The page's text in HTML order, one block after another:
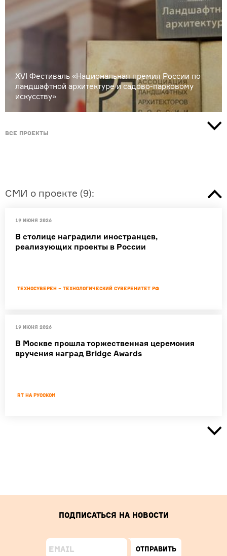
XVI Фестиваль «Национальная премия России по
ландшафтной архитектуре ⁠и садово-парковому
искусству»
Все проекты
СМИ о проекте (9):
19 июня 2026
В столице наградили иностранцев,
реализующих проекты в России
Техносуверен - технологический суверенитет РФ
19 июня 2026
В Москве прошла торжественная церемония
вручения наград Bridge Awards
RT на русском
Подписаться на новости
Отправить